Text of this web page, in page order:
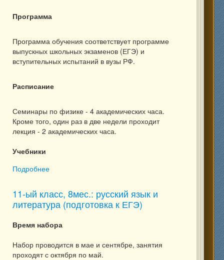
Программа
Программа обучения соответствует программе
выпускных школьных экзаменов (ЕГЭ) и
вступительных испытаний в вузы РФ.
Расписание
Семинары по физике - 4 академических часа.
Кроме того, один раз в две недели проходит
лекция - 2 академических часа.
Учебники
Подробнее
11-ый класс, 8мес.: русский язык и
литература (подготовка к ЕГЭ)
Время набора
Набор проводится в мае и сентябре, занятия
проходят с октября по май.